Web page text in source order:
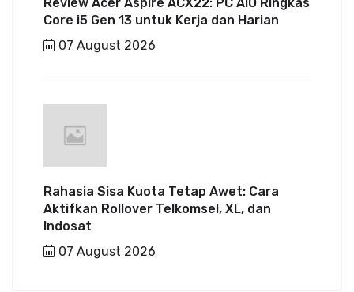
Core i5 Gen 13 untuk Kerja dan Harian
07 August 2026
Rahasia Sisa Kuota Tetap Awet: Cara
Aktifkan Rollover Telkomsel, XL, dan
Indosat
07 August 2026